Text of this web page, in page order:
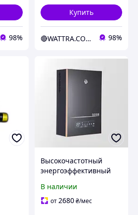
98%
Купить
🔴WATTRA.COM.UA - дело техники... 98%
Высокочастотный
энергоэффективный
вольт с Wi-fi Tuya Smart
(до 120 кв.м)
В наличии
от2680₴/мес